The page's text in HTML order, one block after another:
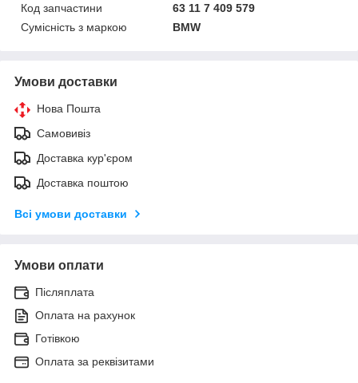
Код запчастини
63 11 7 409 579
Сумісність з маркою
BMW
Умови доставки
Нова Пошта
Самовивіз
Доставка кур'єром
Доставка поштою
Всі умови доставки
Умови оплати
Післяплата
Оплата на рахунок
Готівкою
Оплата за реквізитами